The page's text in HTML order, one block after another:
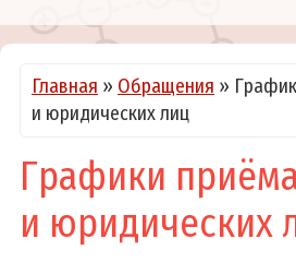
Главная » Обращения »
и юридических лиц
Графики
и юридических